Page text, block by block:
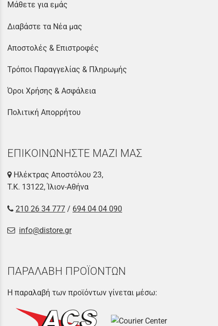
Μάθετε για εμάς
Διαβάστε τα Νέα μας
Αποστολές & Επιστροφές
Τρόποι Παραγγελίας & Πληρωμής
Όροι Χρήσης & Ασφάλεια
Πολιτική Απορρήτου
ΕΠΙΚΟΙΝΩΝΗΣΤΕ ΜΑΖΙ ΜΑΣ
Ηλέκτρας Αποστόλου 23,
Τ.Κ. 13122, Ίλιον-Αθήνα
210 26 34 777 / 694 04 04 090
info@distore.gr
ΠΑΡΑΛΑΒΗ ΠΡΟΪΟΝΤΩΝ
Η παραλαβή των προϊόντων γίνεται μέσω: